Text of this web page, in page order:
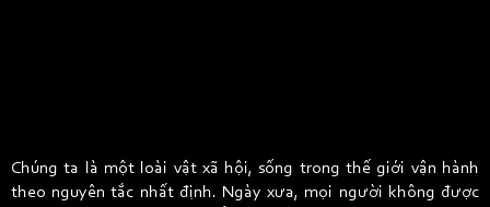
Chúng ta là một loài vật xã hội, sống trong thế giới vận hành
theo nguyên tắc nhất định. Ngày xưa, mọi người không được